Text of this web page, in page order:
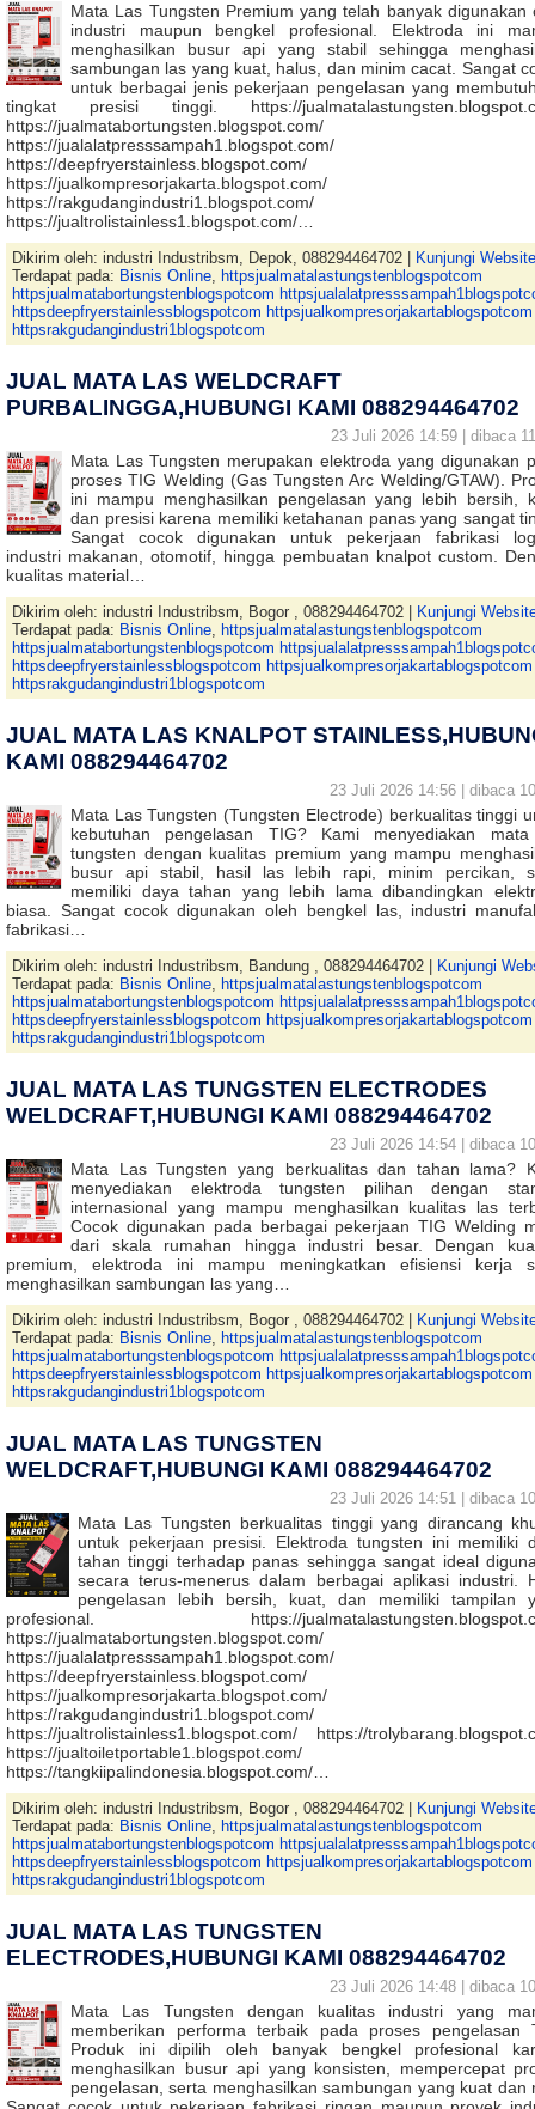
Mata Las Tungsten Premium yang telah banyak digunakan
industri maupun bengkel profesional. Elektroda ini
menghasilkan busur api yang stabil sehingga
sambungan las yang kuat, halus, dan minim cacat. Sangat
untuk berbagai jenis pekerjaan pengelasan yang
tingkat presisi tinggi. https://
https://jualmatabortungsten.blogspot.com/
https://jualalatpresssampah1.blogspot.com/
https://deepfryerstainless.blogspot.com/
https://jualkompresorjakarta.blogspot.com/
https://rakgudangindustri1.blogspot.com/
https://jualtrolistainless1.blogspot.com/…
Dikirim oleh: industri Industribsm, Depok, 088294464702 |
Kunjungi Website
Terdapat pada: Bisnis Online, httpsjualmatalastungstenblogspotcom
httpsjualmatabortungstenblogspotcom
httpsdeepfryerstainlessblogspotcom httpsjualkompresorjakartablogspotcom
httpsrakgudangindustri1blogspotcom
JUAL MATA LAS WELDCRAFT
PURBALINGGA,HUBUNGI KAMI 088294464702
23 Juli 2026 14:59 | dibaca
Mata Las Tungsten merupakan elektroda yang digunakan
proses TIG Welding (Gas Tungsten Arc Welding/GTAW).
ini mampu menghasilkan pengelasan yang lebih bersih,
dan presisi karena memiliki ketahanan panas yang sangat
Sangat cocok digunakan untuk pekerjaan fabrikasi
industri makanan, otomotif, hingga pembuatan knalpot custom.
kualitas material…
Dikirim oleh: industri Industribsm, Bogor , 088294464702 |
Kunjungi
Terdapat pada: Bisnis Online, httpsjualmatalastungstenblogspotcom
httpsjualmatabortungstenblogspotcom
httpsdeepfryerstainlessblogspotcom httpsjualkompresorjakartablogspotcom
httpsrakgudangindustri1blogspotcom
JUAL MATA LAS KNALPOT
KAMI 088294464702
23 Juli 2026 14:56 | dibaca
Mata Las Tungsten (Tungsten Electrode) berkualitas tinggi
kebutuhan pengelasan TIG? Kami menyediakan
tungsten dengan kualitas premium yang mampu
busur api stabil, hasil las lebih rapi, minim percikan,
memiliki daya tahan yang lebih lama dibandingkan
biasa. Sangat cocok digunakan oleh bengkel las, industri
fabrikasi…
Dikirim oleh: industri Industribsm, Bandung , 088294464702 |
Kunjungi
Terdapat pada: Bisnis Online, httpsjualmatalastungstenblogspotcom
httpsjualmatabortungstenblogspotcom
httpsdeepfryerstainlessblogspotcom httpsjualkompresorjakartablogspotcom
httpsrakgudangindustri1blogspotcom
JUAL MATA LAS TUNGSTEN ELECTRODES
WELDCRAFT,HUBUNGI KAMI 088294464702
23 Juli 2026 14:54 | dibaca
Mata Las Tungsten yang berkualitas dan tahan lama?
menyediakan elektroda tungsten pilihan dengan
internasional yang mampu menghasilkan kualitas las
Cocok digunakan pada berbagai pekerjaan TIG Welding
dari skala rumahan hingga industri besar. Dengan
premium, elektroda ini mampu meningkatkan efisiensi kerja
menghasilkan sambungan las yang…
Dikirim oleh: industri Industribsm, Bogor , 088294464702 |
Kunjungi
Terdapat pada: Bisnis Online, httpsjualmatalastungstenblogspotcom
httpsjualmatabortungstenblogspotcom
httpsdeepfryerstainlessblogspotcom httpsjualkompresorjakartablogspotcom
httpsrakgudangindustri1blogspotcom
JUAL MATA LAS TUNGSTEN
WELDCRAFT,HUBUNGI KAMI 088294464702
23 Juli 2026 14:51 | dibaca
Mata Las Tungsten berkualitas tinggi yang dirancang
untuk pekerjaan presisi. Elektroda tungsten ini memiliki
tahan tinggi terhadap panas sehingga sangat ideal
secara terus-menerus dalam berbagai aplikasi industri.
pengelasan lebih bersih, kuat, dan memiliki tampilan
profesional. https://
https://jualmatabortungsten.blogspot.com/
https://jualalatpresssampah1.blogspot.com/
https://deepfryerstainless.blogspot.com/
https://jualkompresorjakarta.blogspot.com/
https://rakgudangindustri1.blogspot.com/
https://jualtrolistainless1.blogspot.com/ https://
https://jualtoiletportable1.blogspot.com/
https://tangkiipalindonesia.blogspot.com/…
Dikirim oleh: industri Industribsm, Bogor , 088294464702 |
Kunjungi
Terdapat pada: Bisnis Online, httpsjualmatalastungstenblogspotcom
httpsjualmatabortungstenblogspotcom
httpsdeepfryerstainlessblogspotcom httpsjualkompresorjakartablogspotcom
httpsrakgudangindustri1blogspotcom
JUAL MATA LAS TUNGSTEN
ELECTRODES,HUBUNGI KAMI 088294464702
23 Juli 2026 14:48 | dibaca
Mata Las Tungsten dengan kualitas industri yang
memberikan performa terbaik pada proses pengelasan
Produk ini dipilih oleh banyak bengkel profesional
menghasilkan busur api yang konsisten, mempercepat
pengelasan, serta menghasilkan sambungan yang kuat dan